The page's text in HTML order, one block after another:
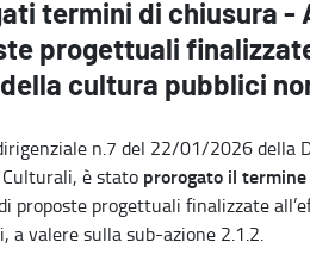
termini di chiusura -
progettuali
della cultura pubblici
n.7 del 22/01/2026 della
è stato prorogato il
proposte progettuali finalizzate
a valere sulla sub-azione 2.1.2.